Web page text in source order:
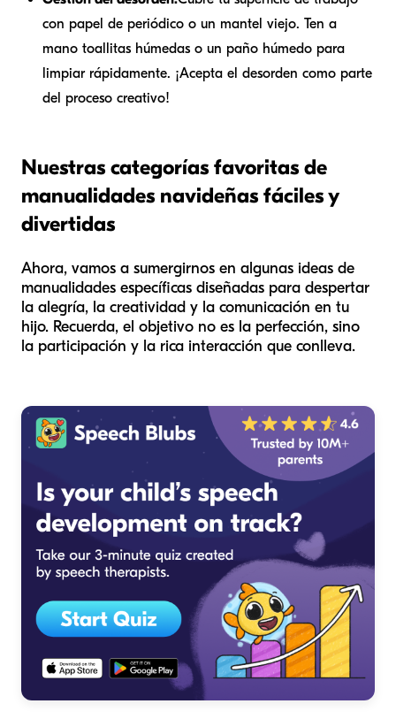
con papel de periódico o un mantel viejo. Ten a
mano toallitas húmedas o un paño húmedo para
limpiar rápidamente. ¡Acepta el desorden como parte
del proceso creativo!
Nuestras categorías favoritas de
manualidades navideñas fáciles y
divertidas
Ahora, vamos a sumergirnos en algunas ideas de
manualidades específicas diseñadas para despertar
la alegría, la creatividad y la comunicación en tu
hijo. Recuerda, el objetivo no es la perfección, sino
la participación y la rica interacción que conlleva.